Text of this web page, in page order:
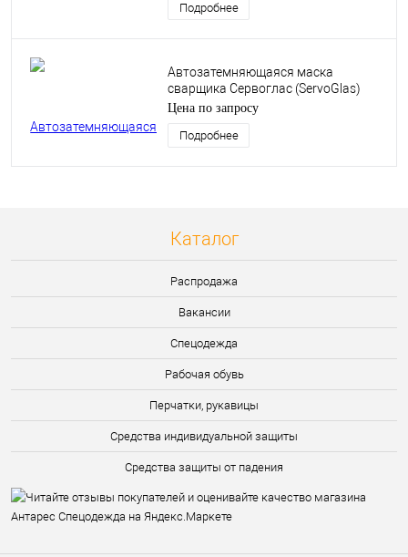
Подробнее
Автозатемняющаяся маска
сварщика Сервоглас (ServoGlas)
6000X
Цена по запросу
Подробнее
Каталог
Распродажа
Вакансии
Спецодежда
Рабочая обувь
Перчатки, рукавицы
Средства индивидуальной защиты
Средства защиты от падения